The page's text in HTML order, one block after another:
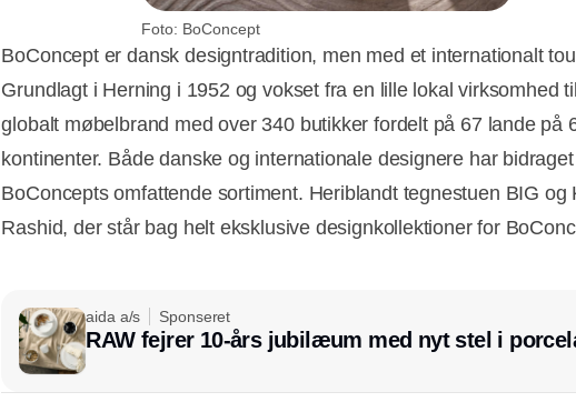
Foto: BoConcept
BoConcept er dansk designtradition, men med et internationalt
Grundlagt i Herning i 1952 og vokset fra en lille lokal virksomhed
globalt møbelbrand med over 340 butikker fordelt på 67 lande på
kontinenter. Både danske og internationale designere har bidraget
BoConcepts omfattende sortiment. Heriblandt tegnestuen BIG og
Rashid, der står bag helt eksklusive designkollektioner for
aida a/s Sponseret
RAW fejrer 10-års jubilæum med nyt stel i